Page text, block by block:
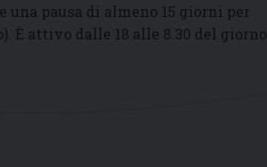
una pausa di almeno 15 giorni per
È attivo dalle 18 alle 8.30 del giorno